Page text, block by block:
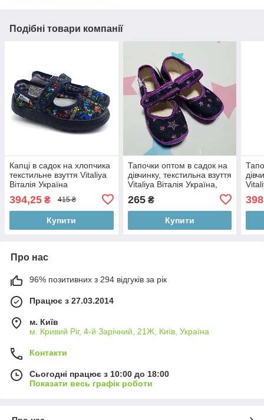
Подібні товари компанії
Капці в садок на хлопчика
текстильне взуття Vitaliya
Віталія Україна
394,25 ₴ 415 ₴
Купити
Тапочки оптом в садок на
дівчинку, текстильна взуття
Vitaliya Віталія Україна,
265₴
Купити
Про нас
96% позитивних з 294 відгуків за рік
Працює з 27.03.2014
м. Київ
м. Кривий Ріг, 4-й Зарічний, 21Ж, Київ, Україна
Контакти
Сьогодні працює з 10:00 до 18:00
Показати весь графік роботи